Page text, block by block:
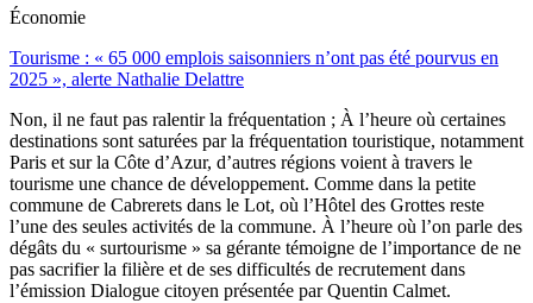
Économie
Tourisme : « 65 000 emplois saisonniers n’ont pas été pourvus en
2025 », alerte Nathalie Delattre
Non, il ne faut pas ralentir la fréquentation ; À l’heure où certaines
destinations sont saturées par la fréquentation touristique, notamment
Paris et sur la Côte d’Azur, d’autres régions voient à travers le
tourisme une chance de développement. Comme dans la petite
commune de Cabrerets dans le Lot, où l’Hôtel des Grottes reste
l’une des seules activités de la commune. À l’heure où l’on parle des
dégâts du « surtourisme » sa gérante témoigne de l’importance de ne
pas sacrifier la filière et de ses difficultés de recrutement dans
l’émission Dialogue citoyen présentée par Quentin Calmet.